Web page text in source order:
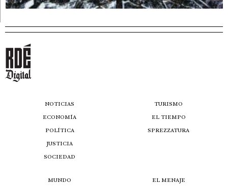
NOTICIAS
ECONOMÍA
POLÍTICA
JUSTICIA
SOCIEDAD
TURISMO
EL TIEMPO
SPREZZATURA
MUNDO
EL MENAJE